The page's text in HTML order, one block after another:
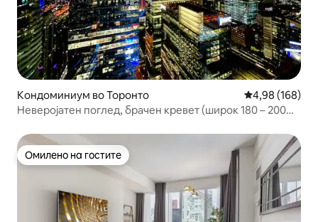
Кондоминиум во Торонто Просечна
4,98 (168)
Неверојатен поглед, брачен кревет (широк 180 – 200
Омилено на гостите
Омилено на гостите